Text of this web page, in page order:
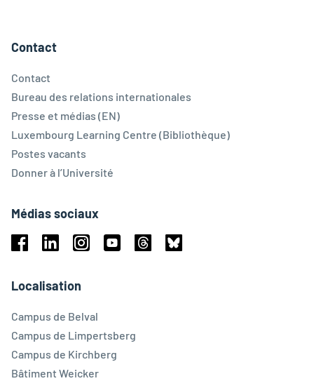
Contact
Contact
Bureau des relations internationales
Presse et médias (EN)
Luxembourg Learning Centre (Bibliothèque)
Postes vacants
Donner à l’Université
Médias sociaux
Localisation
Campus de Belval
Campus de Limpertsberg
Campus de Kirchberg
Bâtiment Weicker